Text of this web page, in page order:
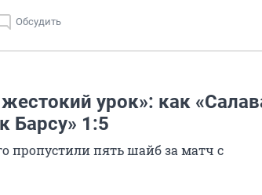
Обсудить
урок»: как
Барсу» 1:5
пропустили пять шайб за матч с